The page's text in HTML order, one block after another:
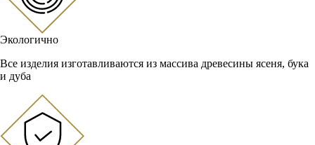
Экологично
Все изделия изготавливаются из массива древесины ясеня, бука
и дуба